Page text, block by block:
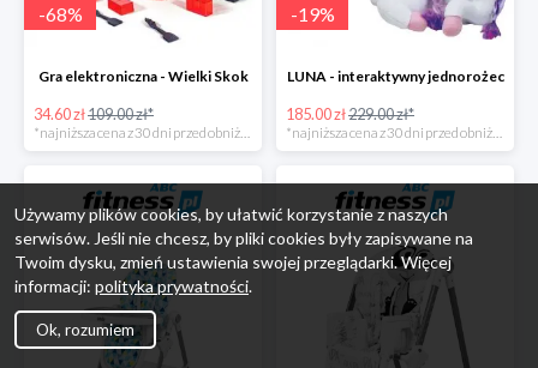
-68%
Gra elektroniczna - Wielki Skok
34.60 zł109.00 zł*
-19%
LUNA - interaktywny jednorożec
185.00 zł229.00 zł*
Używamy plików cookies, by ułatwić korzystanie z naszych
serwisów. Jeśli nie chcesz, by pliki cookies były zapisywane na
Twoim dysku, zmień ustawienia swojej przeglądarki. Więcej
informacji: polityka prywatności.
Ok, rozumiem